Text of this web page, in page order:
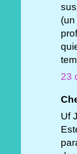
23
Uf